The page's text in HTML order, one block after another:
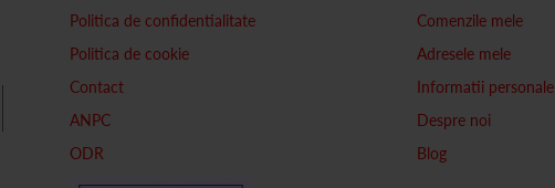
Politica de confidentialitate
Politica de cookie
Contact
ANPC
ODR
Comenzile mele
Adresele mele
Informatii personale
Despre noi
Blog